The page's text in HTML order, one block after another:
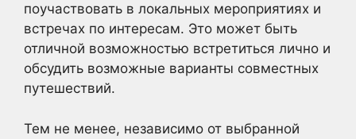
поучаствовать в локальных мероприятиях и
встречах по интересам. Это может быть
отличной возможностью встретиться лично и
обсудить возможные варианты совместных
путешествий.
Тем не менее, независимо от выбранной